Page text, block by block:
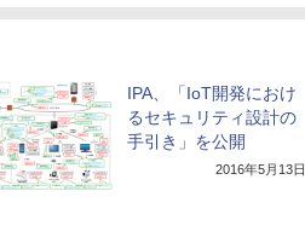
IPA、「IoT開発におけ
るセキュリティ設計の
手引き」を公開
2016年5月13日